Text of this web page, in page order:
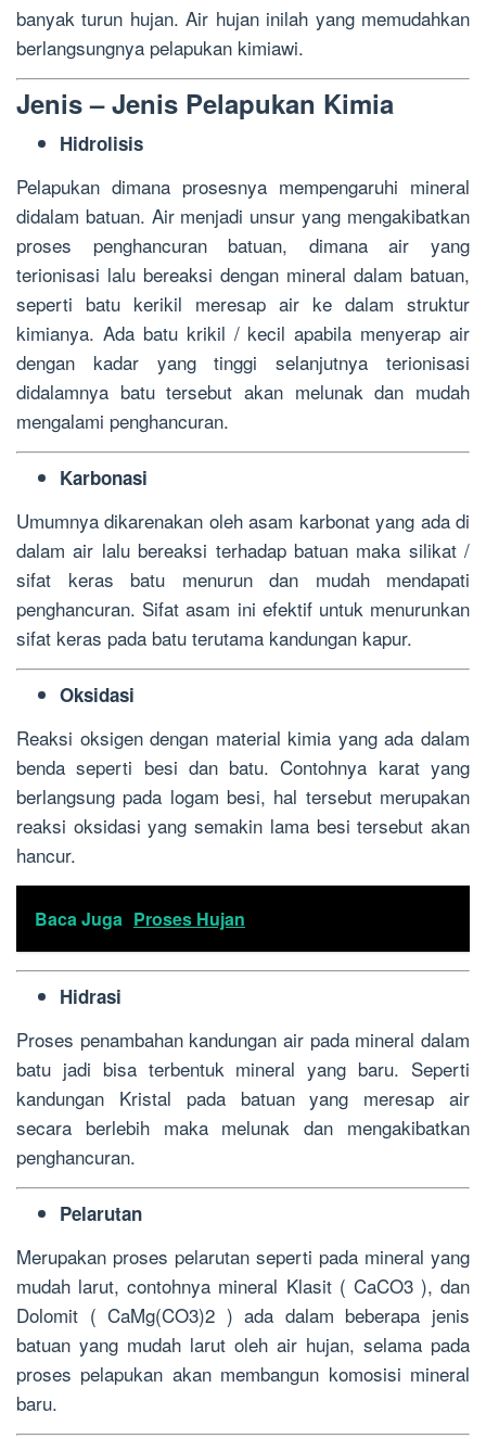
banyak turun hujan. Air hujan inilah yang memudahkan
berlangsungnya pelapukan kimiawi.
Jenis – Jenis Pelapukan Kimia
Hidrolisis
Pelapukan dimana prosesnya mempengaruhi mineral
didalam batuan. Air menjadi unsur yang mengakibatkan
proses penghancuran batuan, dimana air yang
terionisasi lalu bereaksi dengan mineral dalam batuan,
seperti batu kerikil meresap air ke dalam struktur
kimianya. Ada batu krikil / kecil apabila menyerap air
dengan kadar yang tinggi selanjutnya terionisasi
didalamnya batu tersebut akan melunak dan mudah
mengalami penghancuran.
Karbonasi
Umumnya dikarenakan oleh asam karbonat yang ada di
dalam air lalu bereaksi terhadap batuan maka silikat /
sifat keras batu menurun dan mudah mendapati
penghancuran. Sifat asam ini efektif untuk menurunkan
sifat keras pada batu terutama kandungan kapur.
Oksidasi
Reaksi oksigen dengan material kimia yang ada dalam
benda seperti besi dan batu. Contohnya karat yang
berlangsung pada logam besi, hal tersebut merupakan
reaksi oksidasi yang semakin lama besi tersebut akan
hancur.
Baca Juga Proses Hujan
Hidrasi
Proses penambahan kandungan air pada mineral dalam
batu jadi bisa terbentuk mineral yang baru. Seperti
kandungan Kristal pada batuan yang meresap air
secara berlebih maka melunak dan mengakibatkan
penghancuran.
Pelarutan
Merupakan proses pelarutan seperti pada mineral yang
mudah larut, contohnya mineral Klasit ( CaCO3 ), dan
Dolomit ( CaMg(CO3)2 ) ada dalam beberapa jenis
batuan yang mudah larut oleh air hujan, selama pada
proses pelapukan akan membangun komosisi mineral
baru.